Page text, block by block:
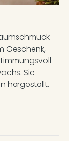
Geschenk,
Sie
hergestellt.